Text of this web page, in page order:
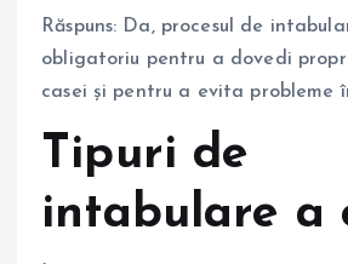
Răspuns: Da, procesul de
obligatoriu pentru a dovedi
casei și pentru a evita probleme
Tipuri de
intabulare a